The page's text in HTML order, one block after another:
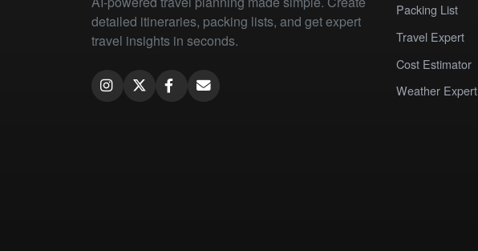
detailed itineraries, packing lists, and get expert
travel insights in seconds.
Packing List
Travel Expert
Cost Estimator
Weather Expert